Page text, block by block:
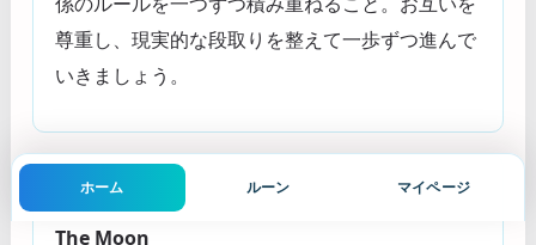
尊重し、現実的な段取りを整えて一歩ずつ進んで
いきましょう。
The Moon
ホーム ルーン マイページ